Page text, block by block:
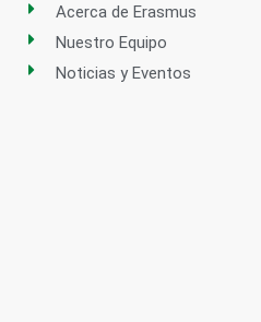
Acerca de Erasmus
Nuestro Equipo
Noticias y Eventos